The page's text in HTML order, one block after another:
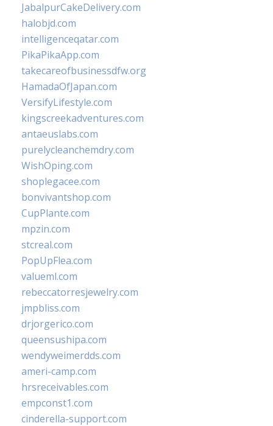
JabalpurCakeDelivery.com
halobjd.com
intelligenceqatar.com
PikaPikaApp.com
takecareofbusinessdfw.org
HamadaOfJapan.com
VersifyLifestyle.com
kingscreekadventures.com
antaeuslabs.com
purelycleanchemdry.com
WishOping.com
shoplegacee.com
bonvivantshop.com
CupPlante.com
mpzin.com
stcreal.com
PopUpFlea.com
valueml.com
rebeccatorresjewelry.com
jmpbliss.com
drjorgerico.com
queensushipa.com
wendyweimerdds.com
ameri-camp.com
hrsreceivables.com
empconst1.com
cinderella-support.com